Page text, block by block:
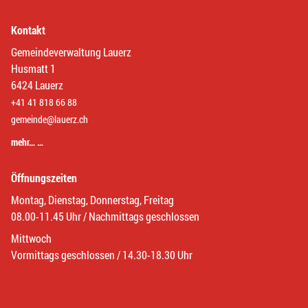
Kontakt
Gemeindeverwaltung Lauerz
Husmatt 1
6424 Lauerz
+41 41 818 66 88
gemeinde@lauerz.ch
mehr… …
Öffnungszeiten
Montag, Dienstag, Donnerstag, Freitag
08.00-11.45 Uhr / Nachmittags geschlossen
Mittwoch
Vormittags geschlossen / 14.30-18.30 Uhr